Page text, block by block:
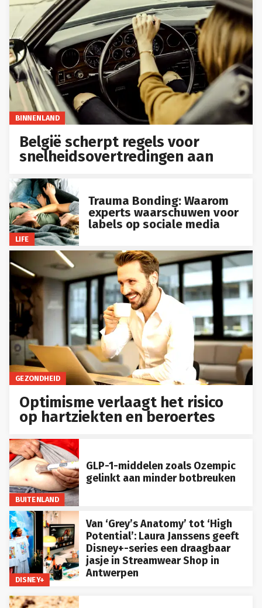
BINNENLAND
België scherpt regels voor
snelheidsovertredingen aan
LIFE
Trauma Bonding: Waarom
experts waarschuwen voor
labels op sociale media
GEZONDHEID
Optimisme verlaagt het risico
op hartziekten en beroertes
BUITENLAND
GLP-1-middelen zoals Ozempic
gelinkt aan minder botbreuken
DISNEY+
Van ‘Grey’s Anatomy’ tot ‘High
Potential’: Laura Janssens geeft
Disney+-series een draagbaar
jasje in Streamwear Shop in
Antwerpen